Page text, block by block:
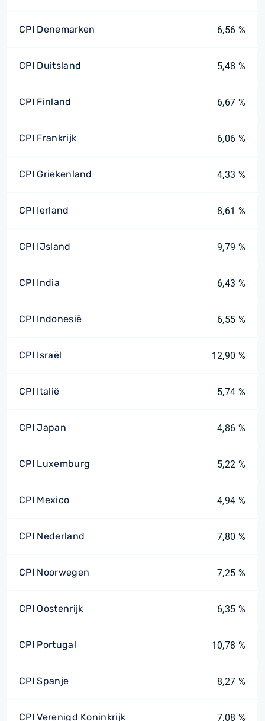
CPI Denemarken 6,56 %
CPI Duitsland 5,48 %
CPI Finland 6,67 %
CPI Frankrijk 6,06 %
CPI Griekenland 4,33 %
CPI Ierland 8,61 %
CPI IJsland 9,79 %
CPI India 6,43 %
CPI Indonesië 6,55 %
CPI Israël 12,90 %
CPI Italië 5,74 %
CPI Japan 4,86 %
CPI Luxemburg 5,22 %
CPI Mexico 4,94 %
CPI Nederland 7,80 %
CPI Noorwegen 7,25 %
CPI Oostenrijk 6,35 %
CPI Portugal 10,78 %
CPI Spanje 8,27 %
CPI Verenigd Koninkrijk 7,08 %